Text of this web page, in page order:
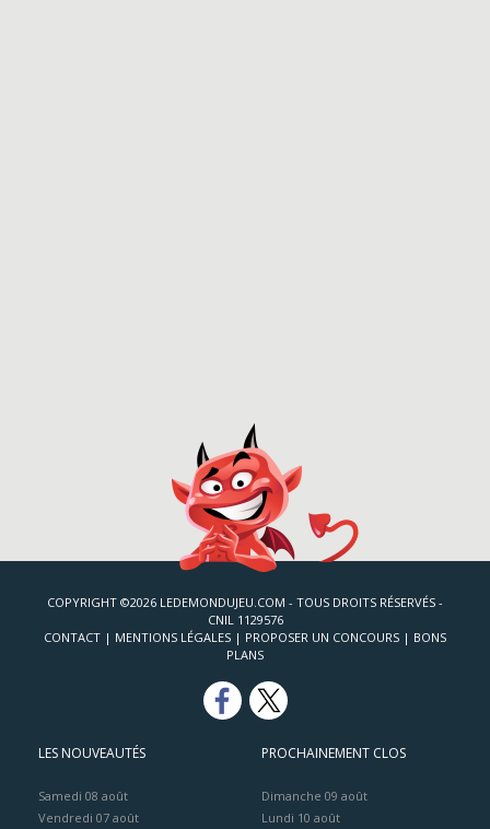
COPYRIGHT ©2026 LEDEMONDUJEU.COM - TOUS DROITS RÉSERVÉS -
CNIL 1129576
CONTACT | MENTIONS LÉGALES | PROPOSER UN CONCOURS | BONS
PLANS
LES NOUVEAUTÉS
Samedi 08 août
Vendredi 07 août
PROCHAINEMENT CLOS
Dimanche 09 août
Lundi 10 août